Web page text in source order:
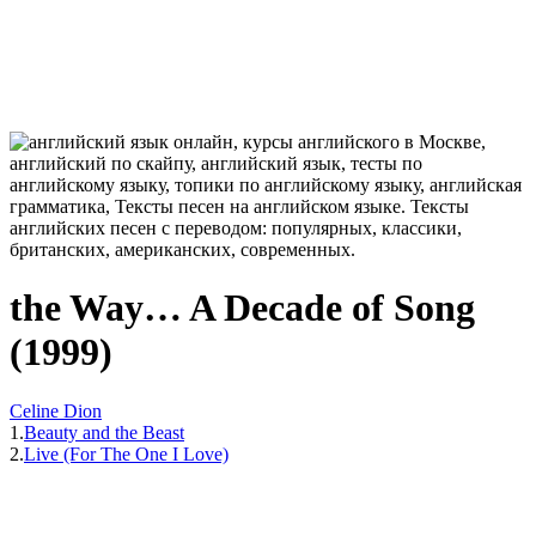
the Way… A Decade of Song
(1999)
Celine Dion
1.Beauty and the Beast
2.Live (For The One I Love)